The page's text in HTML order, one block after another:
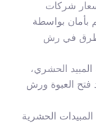
شركات
بأمان بواسطة
في رش
الحشري،
فتح العبوة ورش
الحشرية